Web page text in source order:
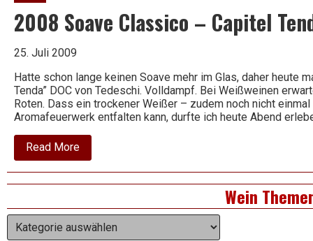
di
Negrar
2008 Soave Classico – Capitel
25. Juli 2009
Hatte schon lange keinen Soave mehr im Glas, daher heute
Tenda” DOC von Tedeschi. Volldampf. Bei Weißweinen
Roten. Dass ein trockener Weißer – zudem noch nicht
Aromafeuerwerk entfalten kann, durfte ich heute Abend
Read Moreabout
2008
Soave
Tenda
–
Right
Asides
Wein
Wein
Themen